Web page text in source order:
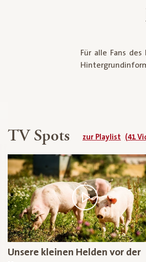
Für alle Fans
gesammelt.
TV Spots zur Playlist (41
Unsere kleinen Helden vor der